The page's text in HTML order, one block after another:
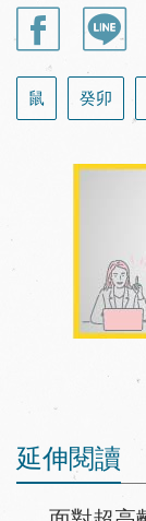
鼠 癸卯
延伸閱讀